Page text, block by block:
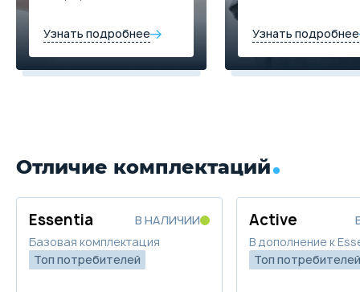
Купить в кредит
Забронировать
1 144 960
Цена в кредит
13 630
Купить в кредит
Trade-in
Узнать подробнее Узнать подробнее
Отличие комплектаций
Essentia
В НАЛИЧИИ
Базовая комплектация
Топ потребителей
Active
В дополнение к
Топ потребителей